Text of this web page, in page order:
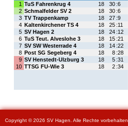
Copyright © 2026 SV Hagen. Alle Rechte vorbehalten.